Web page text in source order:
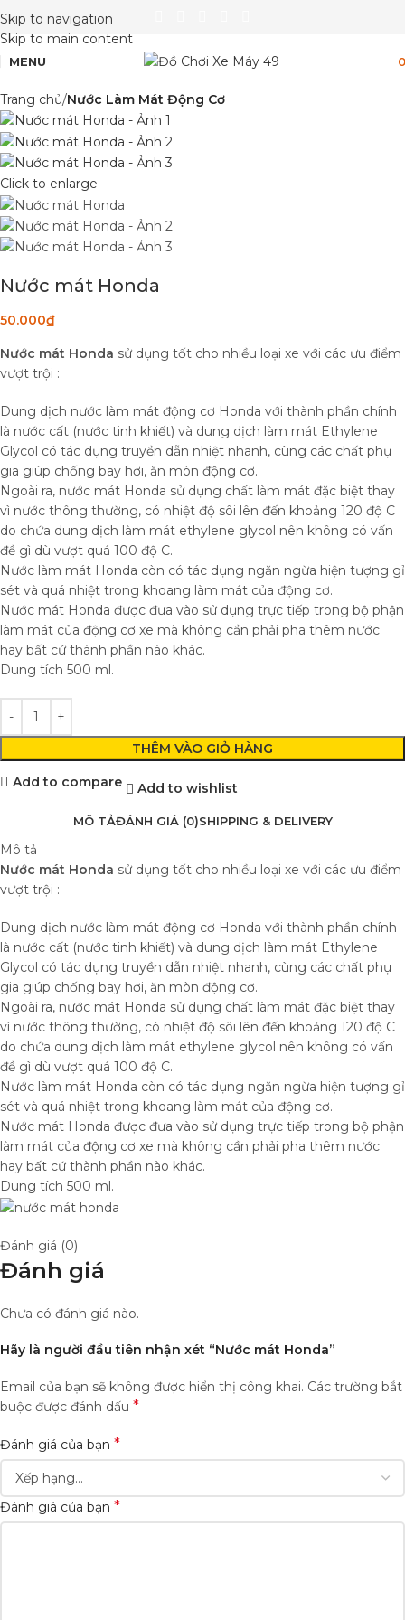
Skip to navigation
Skip to main content
MENU 0
Trang chủ Nước Làm Mát Động Cơ
Click to enlarge
Nước mát Honda
50.000₫
Nước mát Honda sử dụng tốt cho nhiều loại xe với các ưu điểm
vượt trội :
Dung dịch nước làm mát động cơ Honda với thành phần chính
là nước cất (nước tinh khiết) và dung dịch làm mát Ethylene
Glycol có tác dụng truyền dẫn nhiệt nhanh, cùng các chất phụ
gia giúp chống bay hơi, ăn mòn động cơ.
Ngoài ra, nước mát Honda sử dụng chất làm mát đặc biệt thay
vì nước thông thường, có nhiệt độ sôi lên đến khoảng 120 độ C
do chứa dung dịch làm mát ethylene glycol nên không có vấn
đề gì dù vượt quá 100 độ C.
Nước làm mát Honda còn có tác dụng ngăn ngừa hiện tượng gỉ
sét và quá nhiệt trong khoang làm mát của động cơ.
Nước mát Honda được đưa vào sử dụng trực tiếp trong bộ phận
làm mát của động cơ xe mà không cần phải pha thêm nước
hay bất cứ thành phần nào khác.
Dung tích 500 ml.
THÊM VÀO GIỎ HÀNG
Add to compare Add to wishlist
MÔ TẢĐÁNH GIÁ (0)SHIPPING & DELIVERY
Mô tả
Nước mát Honda sử dụng tốt cho nhiều loại xe với các ưu điểm
vượt trội :
Dung dịch nước làm mát động cơ Honda với thành phần chính
là nước cất (nước tinh khiết) và dung dịch làm mát Ethylene
Glycol có tác dụng truyền dẫn nhiệt nhanh, cùng các chất phụ
gia giúp chống bay hơi, ăn mòn động cơ.
Ngoài ra, nước mát Honda sử dụng chất làm mát đặc biệt thay
vì nước thông thường, có nhiệt độ sôi lên đến khoảng 120 độ C
do chứa dung dịch làm mát ethylene glycol nên không có vấn
đề gì dù vượt quá 100 độ C.
Nước làm mát Honda còn có tác dụng ngăn ngừa hiện tượng gỉ
sét và quá nhiệt trong khoang làm mát của động cơ.
Nước mát Honda được đưa vào sử dụng trực tiếp trong bộ phận
làm mát của động cơ xe mà không cần phải pha thêm nước
hay bất cứ thành phần nào khác.
Dung tích 500 ml.
Đánh giá (0)
Đánh giá
Chưa có đánh giá nào.
Hãy là người đầu tiên nhận xét “Nước mát Honda”
Email của bạn sẽ không được hiển thị công khai. Các trường bắt
buộc được đánh dấu *
Đánh giá của bạn *
Đánh giá của bạn *